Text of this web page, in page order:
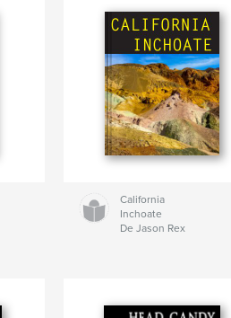
California
Inchoate
De Jason Rex